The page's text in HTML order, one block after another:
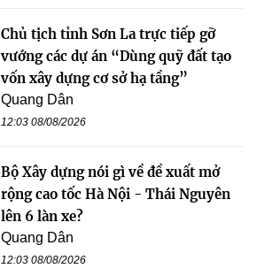
Chủ tịch tỉnh Sơn La trực tiếp gỡ
vướng các dự án “Dùng quỹ đất tạo
vốn xây dựng cơ sở hạ tầng”
Quang Dân
12:03 08/08/2026
Bộ Xây dựng nói gì về đề xuất mở
rộng cao tốc Hà Nội - Thái Nguyên
lên 6 làn xe?
Quang Dân
12:03 08/08/2026